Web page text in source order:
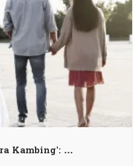
Kambing’: …